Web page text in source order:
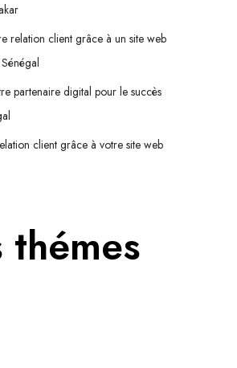
relation client grâce à un site web
partenaire digital pour le succès
client grâce à votre site web
thémes